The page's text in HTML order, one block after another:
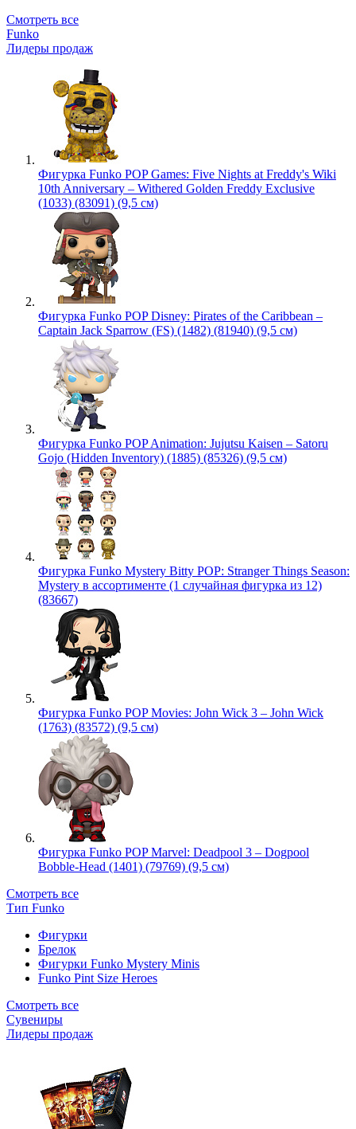
Смотреть все
Funko
Лидеры продаж
Фигурка Funko POP Games: Five Nights at Freddy's Wiki
10th Anniversary – Withered Golden Freddy Exclusive
(1033) (83091) (9,5 см)
Фигурка Funko POP Disney: Pirates of the Caribbean –
Captain Jack Sparrow (FS) (1482) (81940) (9,5 см)
Фигурка Funko POP Animation: Jujutsu Kaisen – Satoru
Gojo (Hidden Inventory) (1885) (85326) (9,5 см)
Фигурка Funko Mystery Bitty POP: Stranger Things Season:
Mystery в ассортименте (1 случайная фигурка из 12)
(83667)
Фигурка Funko POP Movies: John Wick 3 – John Wick
(1763) (83572) (9,5 см)
Фигурка Funko POP Marvel: Deadpool 3 – Dogpool
Bobble-Head (1401) (79769) (9,5 см)
Смотреть все
Тип Funko
Фигурки
Брелок
Фигурки Funko Mystery Minis
Funko Pint Size Heroes
Смотреть все
Сувениры
Лидеры продаж